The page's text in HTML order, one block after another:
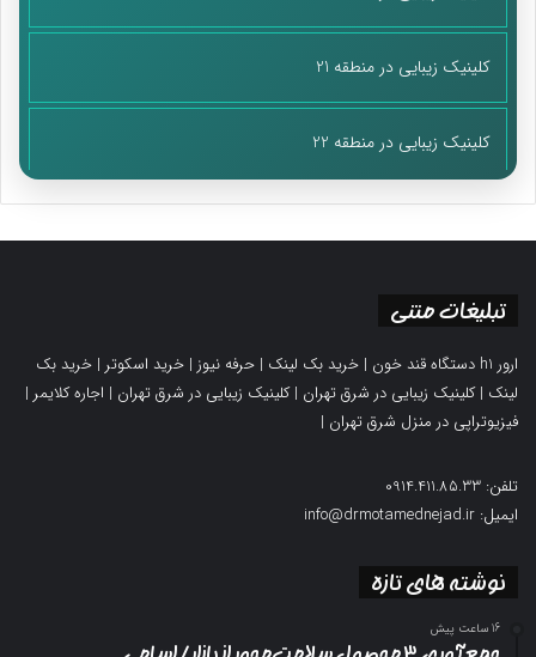
یادآور می‌شود، برنامه «امواج شبهه» گفتگویی تخصصی پیرامون
ماهیت‌ شناسی و رفتارشناسی رسانه‌های فارسی‌ زبان بیگانه است که
با هدف روشنگری و افشای تکنیک‌های رسانه‌ای است ،روزهای یکشنبه
و سه‌شنبه ساعت ۱۶ به مدت ۶۰ دقیقه از آنتن این شبکه به نشانی
موج اف‌ام ردیف ۱۰۳,۵ مگاهرتز پخش می شود.
کلینیک زیبایی در منطقه 21
کلینیک زیبایی در منطقه 22
تبلیغات متنی
ارور h1 دستگاه قند خون | خرید بک لینک | حرفه نیوز | خرید اسکوتر | خرید بک
لینک |کلینیک زیبایی در شرق تهران |کلینیک زیبایی در شرق تهران | اجاره کلایمر |
فیزیوتراپی در منزل شرق تهران |
تلفن: 0914.411.85.33
ایمیل: info@drmotamednejad.ir
نوشته های تازه
16 ساعت پیش